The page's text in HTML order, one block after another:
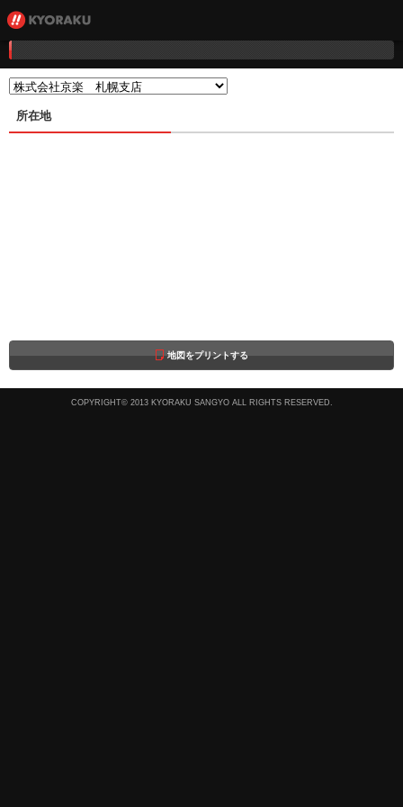
所在地
地図をプリントする
COPYRIGHT© 2013 KYORAKU SANGYO ALL RIGHTS RESERVED.